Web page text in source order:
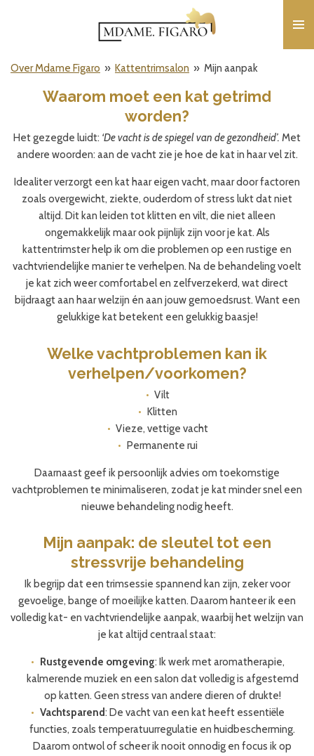
de
Over Mdame Figaro » Kattentrimsalon » Mijn aanpak
Waarom moet een kat getrimd
worden?
Het gezegde luidt: ‘De vacht is de spiegel van de gezondheid’. Met
andere woorden: aan de vacht zie je hoe de kat in haar vel zit.
Idealiter verzorgt een kat haar eigen vacht, maar door factoren
zoals overgewicht, ziekte, ouderdom of stress lukt dat niet
altijd. Dit kan leiden tot klitten en vilt, die niet alleen
ongemakkelijk maar ook pijnlijk zijn voor je kat. Als
kattentrimster help ik om die problemen op een rustige en
vachtvriendelijke manier te verhelpen. Na de behandeling voelt
je kat zich weer comfortabel en zelfverzekerd, wat direct
bijdraagt aan haar welzijn én aan jouw gemoedsrust. Want een
gelukkige kat betekent een gelukkig baasje!
Welke vachtproblemen kan ik
verhelpen/voorkomen?
Vilt
Klitten
Vieze, vettige vacht
Permanente rui
Daarnaast geef ik persoonlijk advies om toekomstige
vachtproblemen te minimaliseren, zodat je kat minder snel een
nieuwe behandeling nodig heeft.
Mijn aanpak: de sleutel tot een
stressvrije behandeling
Ik begrijp dat een trimsessie spannend kan zijn, zeker voor
gevoelige, bange of moeilijke katten. Daarom hanteer ik een
volledig kat- en vachtvriendelijke aanpak, waarbij het welzijn van
je kat altijd centraal staat:
Rustgevende omgeving: Ik werk met aromatherapie,
kalmerende muziek en een salon dat volledig is afgestemd
op katten. Geen stress van andere dieren of drukte!
Vachtsparend: De vacht van een kat heeft essentiële
functies, zoals temperatuurregulatie en huidbescherming.
Daarom ontwol of scheer ik nooit onnodig en focus ik op